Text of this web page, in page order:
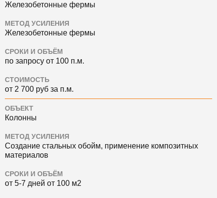
Железобетонные фермы
МЕТОД УСИЛЕНИЯ
Железобетонные фермы
СРОКИ И ОБЪЁМ
по запросу от 100 п.м.
СТОИМОСТЬ
от 2 700 руб за п.м.
ОБЪЕКТ
Колонны
МЕТОД УСИЛЕНИЯ
Создание стальных обойм, применение композитных
материалов
СРОКИ И ОБЪЁМ
от 5-7 дней от 100 м2